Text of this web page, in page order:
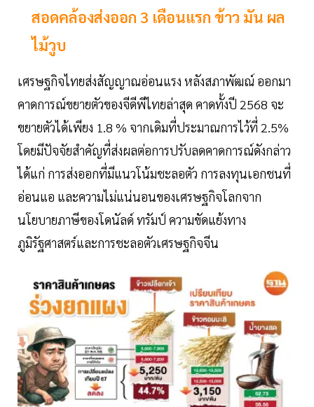
สอดคล้องส่งออก 3 เดือนแรก ข้าว มัน ผล
ไม้วูบ
เศรษฐกิจไทยส่งสัญญาณอ่อนแรง หลังสภาพัฒณ์ ออกมา
คาดการณ์ขยายตัวของจีดีพีไทยล่าสุด คาดทั้งปี 2568 จะ
ขยายตัวได้เพียง 1.8 % จากเดิมที่ประมาณการไว้ที่ 2.5%
โดยมีปัจจัยสำคัญที่ส่งผลต่อการปรับลดคาดการณ์ดังกล่าว
ได้แก่ การส่งออกที่มีแนวโน้มชะลอตัว การลงทุนเอกชนที่
อ่อนแอ และความไม่แน่นอนของเศรษฐกิจโลกจาก
นโยบายภาษีของโดนัลด์ ทรัมป์ ความขัดแย้งทาง
ภูมิรัฐศาสตร์และการชะลอตัวเศรษฐกิจจีน